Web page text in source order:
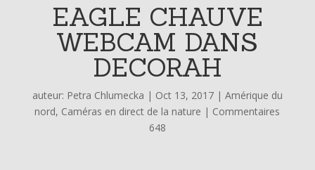
EAGLE CHAUVE
WEBCAM DANS
DECORAH
auteur: Petra Chlumecka | Oct 13, 2017| Amérique du
nord, Caméras en direct de la nature | Commentaires
648